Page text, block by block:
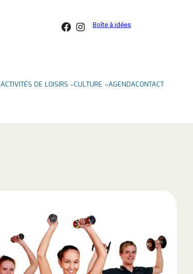
Facebook
Instagram
Boîte à idées
ACTIVITÉS DE LOISIRS CULTURE AGENDACONTACT